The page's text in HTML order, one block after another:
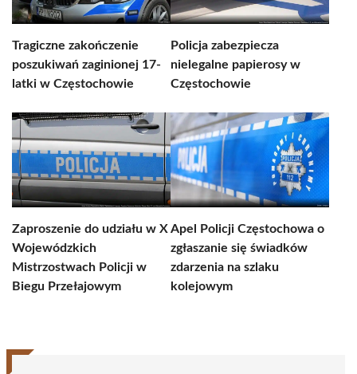
Tragiczne zakończenie
poszukiwań zaginionej 17-
latki w Częstochowie
Policja zabezpiecza
nielegalne papierosy w
Częstochowie
Zaproszenie do udziału w X
Wojewódzkich
Mistrzostwach Policji w
Biegu Przełajowym
Apel Policji Częstochowa o
zgłaszanie się świadków
zdarzenia na szlaku
kolejowym